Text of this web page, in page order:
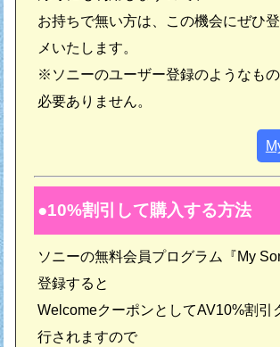
お持ちで無い方は、この機会にぜひ
メいたします。
※ソニーのユーザー登録のようなも
必要ありません。
10%割引して購入する方法
ソニーの無料会員プログラム『My
登録すると
WelcomeクーポンとしてAV10%割引
行されますので